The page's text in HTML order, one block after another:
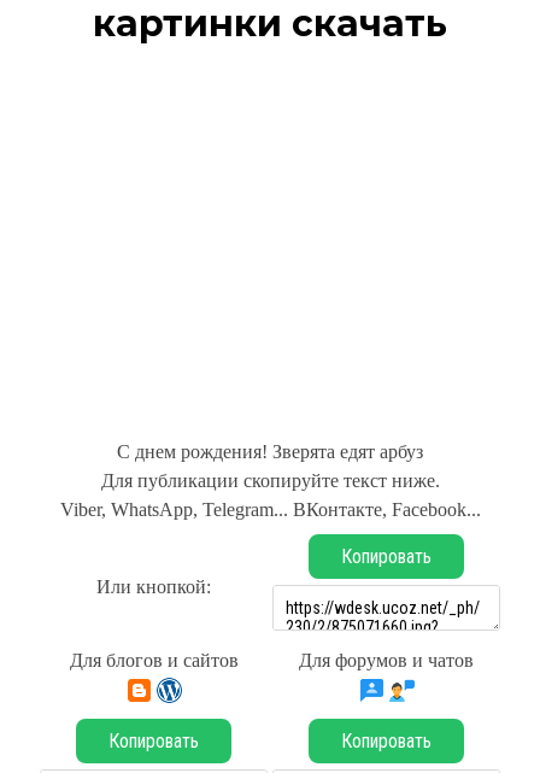
картинки скачать
С днем рождения! Зверята едят арбуз
Для публикации скопируйте текст ниже.
Viber, WhatsApp, Telegram... ВКонтакте, Facebook...
Или кнопкой:
Копировать
Для блогов и сайтов Для форумов и чатов
Копировать Копировать